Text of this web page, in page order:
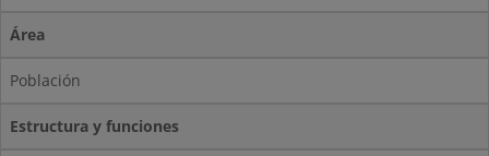
Área
Población
Estructura y funciones